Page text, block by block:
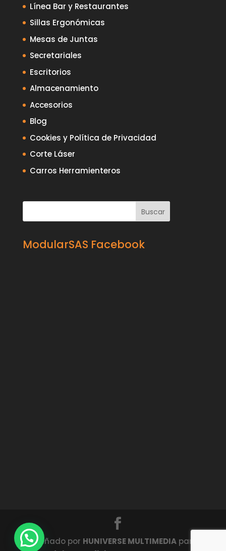
Línea Bar y Restaurantes
Sillas Ergonómicas
Mesas de Juntas
Secretariales
Escritorios
Almacenamiento
Accesorios
Blog
Cookies y Política de Privacidad
Corte Láser
Carros Herramienteros
ModularSAS Facebook
Diseñado por HUNIVERSE MULTIMEDIA para